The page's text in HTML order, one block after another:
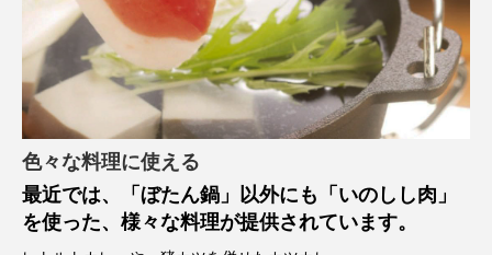
色々な料理に使える
最近では、「ぼたん鍋」以外にも「いのしし肉」
を使った、様々な料理が提供されています。